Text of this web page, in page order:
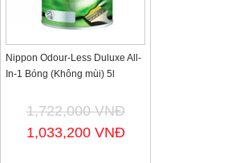
Nippon Odour-Less Duluxe All-
In-1 Bóng (Không mùi) 5l
1,722,000 VNĐ
1,033,200 VNĐ